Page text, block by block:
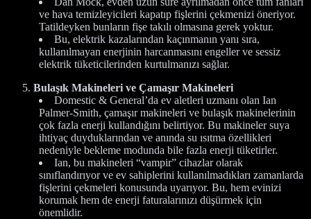
ve hava temizleyicileri kapatıp fişlerini çekmenizi öneriyor.
Tatildeyken bunların fişe takılı olmasına gerek yoktur.
Bu, elektrik kazalarından kaçınmanın yanı sıra,
kullanılmayan enerjinin harcanmasını engeller ve sessiz
elektrik tüketicilerinden kurtulmanızı sağlar.
Bulaşık Makineleri ve Çamaşır Makineleri
Domestic & General’da ev aletleri uzmanı olan Ian
Palmer-Smith, çamaşır makineleri ve bulaşık makinelerinin
çok fazla enerji kullandığını belirtiyor. Bu makineler suya
ihtiyaç duyduklarından ve anında su ısıtma özellikleri
nedeniyle bekleme modunda bile fazla enerji tüketirler.
Ian, bu makineleri “vampir” cihazlar olarak
sınıflandırıyor ve ev sahiplerini kullanılmadıkları zamanlarda
fişlerini çekmeleri konusunda uyarıyor. Bu, hem evinizi
korumak hem de enerji faturalarınızı düşürmek için
önemlidir.